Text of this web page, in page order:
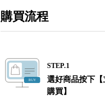
購買流程
STEP.1
選好商品按下【
購買】